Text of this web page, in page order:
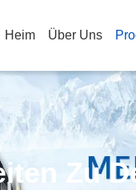
Heim Über Uns
Zu